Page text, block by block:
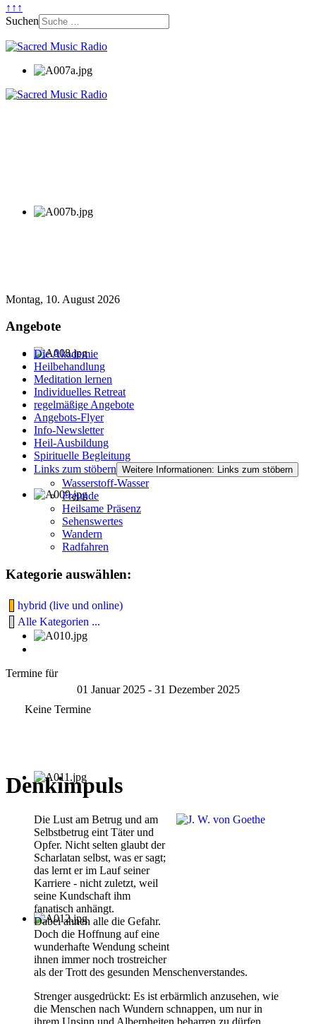
↑↑↑
Suchen
Montag, 10. August 2026
Angebote
Die Akademie
Heilbehandlung
Meditation lernen
Individuelles Retreat
regelmäßige Angebote
Angebots-Flyer
Info-Newsletter
Heil-Ausbildung
Spirituelle Begleitung
Links zum stöbern Weitere Informationen: Links zum stöbern
Wasserstoff-Wasser
Freunde
Heilsame Präsenz
Sehenswertes
Wandern
Radfahren
Kategorie auswählen:
hybrid (live und online)
Alle Kategorien ...
Termine für
01 Januar 2025 - 31 Dezember 2025
Keine Termine
Denkimpuls
Die Lust am Betrug und am
Selbstbetrug eint Täter und
Opfer. Nicht selten glaubt der
Scharlatan selbst, was er sagt;
das lernt er im Lauf seiner
Karriere - nicht zuletzt, weil
seine Kundschaft ihm
fanatisch anhängt.
Dabei ahnen alle die Gefahr.
Doch die Hoffnung auf eine
wunderhafte Wendung scheint
ihnen immer noch trostreicher
als der Trott des gesunden Menschenverstandes.
Strenger ausgedrückt: Es ist erbärmlich anzusehen, wie
die Menschen nach Wundern schnappen, um nur in